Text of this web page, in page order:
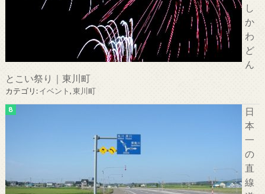
し
か
わ
ど
ん
とこい祭り｜東川町
カテゴリ:イベント,東川町
日
本
一
の
直
線